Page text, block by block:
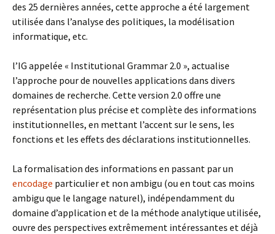
des 25 dernières années, cette approche a été largement
utilisée dans l’analyse des politiques, la modélisation
informatique, etc.
l’IG appelée « Institutional Grammar 2.0 », actualise
l’approche pour de nouvelles applications dans divers
domaines de recherche. Cette version 2.0 offre une
représentation plus précise et complète des informations
institutionnelles, en mettant l’accent sur le sens, les
fonctions et les effets des déclarations institutionnelles.
La formalisation des informations en passant par un
encodage particulier et non ambigu (ou en tout cas moins
ambigu que le langage naturel), indépendamment du
domaine d’application et de la méthode analytique utilisée,
ouvre des perspectives extrêmement intéressantes et déjà